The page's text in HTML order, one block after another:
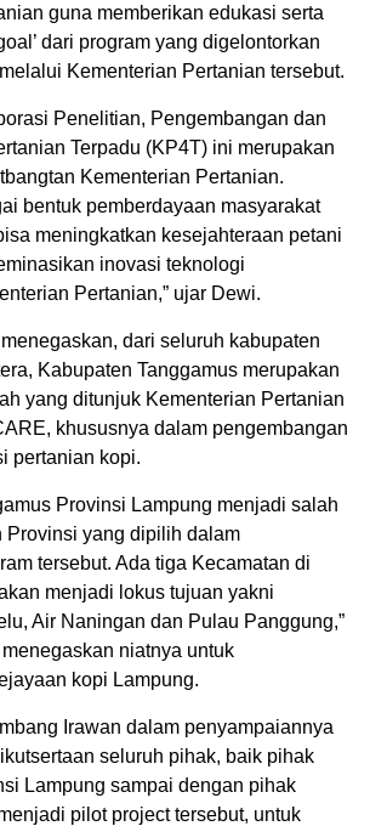
guna memberikan edukasi serta
dari program yang digelontorkan
Kementerian Pertanian tersebut.
Penelitian, Pengembangan dan
Terpadu (KP4T) ini merupakan
Kementerian Pertanian.
bentuk pemberdayaan masyarakat
meningkatkan kesejahteraan petani
inovasi teknologi
Pertanian,” ujar Dewi.
dari seluruh kabupaten
Kabupaten Tanggamus merupakan
yang ditunjuk Kementerian Pertanian
khususnya dalam pengembangan
pertanian kopi.
Provinsi Lampung menjadi salah
Provinsi yang dipilih dalam
tersebut. Ada tiga Kecamatan di
menjadi lokus tujuan yakni
Air Naningan dan Pulau Panggung,”
niatnya untuk
kopi Lampung.
Irawan dalam penyampaiannya
seluruh pihak, baik pihak
Lampung sampai dengan pihak
pilot project tersebut, untuk